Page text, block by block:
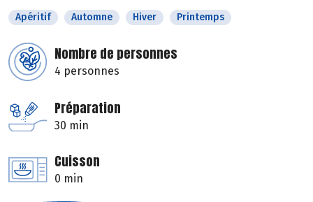
Apéritif Automne Hiver Printemps
Nombre de personnes
4 personnes
Préparation
30 min
Cuisson
0 min